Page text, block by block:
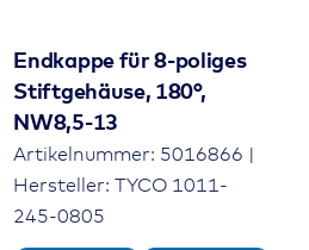
Endkappe für 8-poliges
Stiftgehäuse, 180°,
NW8,5-13
Artikelnummer: 5016866 |
Hersteller: TYCO 1011-
245-0805